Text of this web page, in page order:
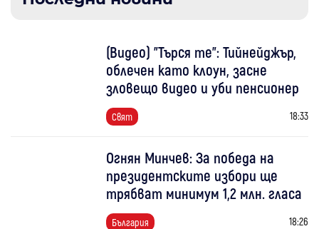
(Видео) "Търся те": Тийнейджър,
облечен като клоун, засне
зловещо видео и уби пенсионер
Свят 18:33
Огнян Минчев: За победа на
президентските избори ще
трябват минимум 1,2 млн. гласа
България 18:26